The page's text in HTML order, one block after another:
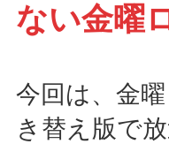
ない金曜
今回は、金
き替え版で